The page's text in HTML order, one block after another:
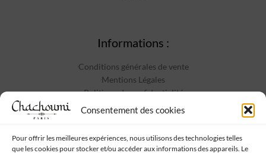
Consentement des cookies
Pour offrir les meilleures expériences, nous utilisons des technologies telles
que les cookies pour stocker et/ou accéder aux informations des appareils. Le
Informations :
Conditions générales de vente
Mentions Légales
Politique de confidentialité
Contact